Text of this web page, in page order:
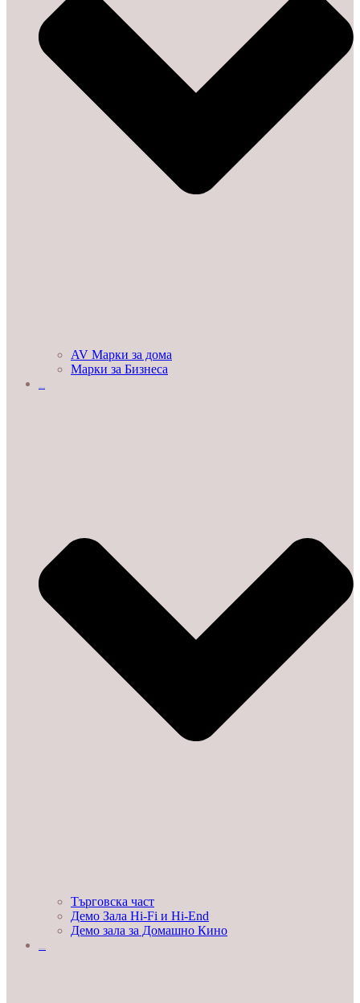
AV Марки за дома
Марки за Бизнеса
Търговска част
Демо Зала Hi-Fi и Hi-End
Демо зала за Домашно Кино